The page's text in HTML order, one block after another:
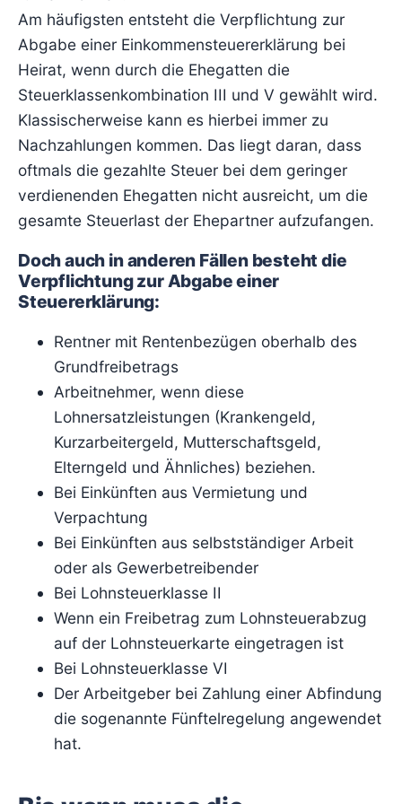
Am häufigsten entsteht die Verpflichtung zur
Abgabe einer Einkommensteuererklärung bei
Heirat, wenn durch die Ehegatten die
Steuerklassenkombination III und V gewählt wird.
Klassischerweise kann es hierbei immer zu
Nachzahlungen kommen. Das liegt daran, dass
oftmals die gezahlte Steuer bei dem geringer
verdienenden Ehegatten nicht ausreicht, um die
gesamte Steuerlast der Ehepartner aufzufangen.
Doch auch in anderen Fällen besteht die
Verpflichtung zur Abgabe einer
Steuererklärung:
Rentner mit Rentenbezügen oberhalb des
Grundfreibetrags
Arbeitnehmer, wenn diese
Lohnersatzleistungen (Krankengeld,
Kurzarbeitergeld, Mutterschaftsgeld,
Elterngeld und Ähnliches) beziehen.
Bei Einkünften aus Vermietung und
Verpachtung
Bei Einkünften aus selbstständiger Arbeit
oder als Gewerbetreibender
Bei Lohnsteuerklasse II
Wenn ein Freibetrag zum Lohnsteuerabzug
auf der Lohnsteuerkarte eingetragen ist
Bei Lohnsteuerklasse VI
Der Arbeitgeber bei Zahlung einer Abfindung
die sogenannte Fünftelregelung angewendet
hat.